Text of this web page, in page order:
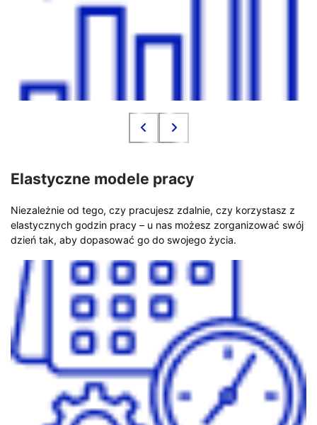
Elastyczne modele pracy
Niezależnie od tego, czy pracujesz zdalnie, czy korzystasz z
elastycznych godzin pracy – u nas możesz zorganizować swój
dzień tak, aby dopasować go do swojego życia.